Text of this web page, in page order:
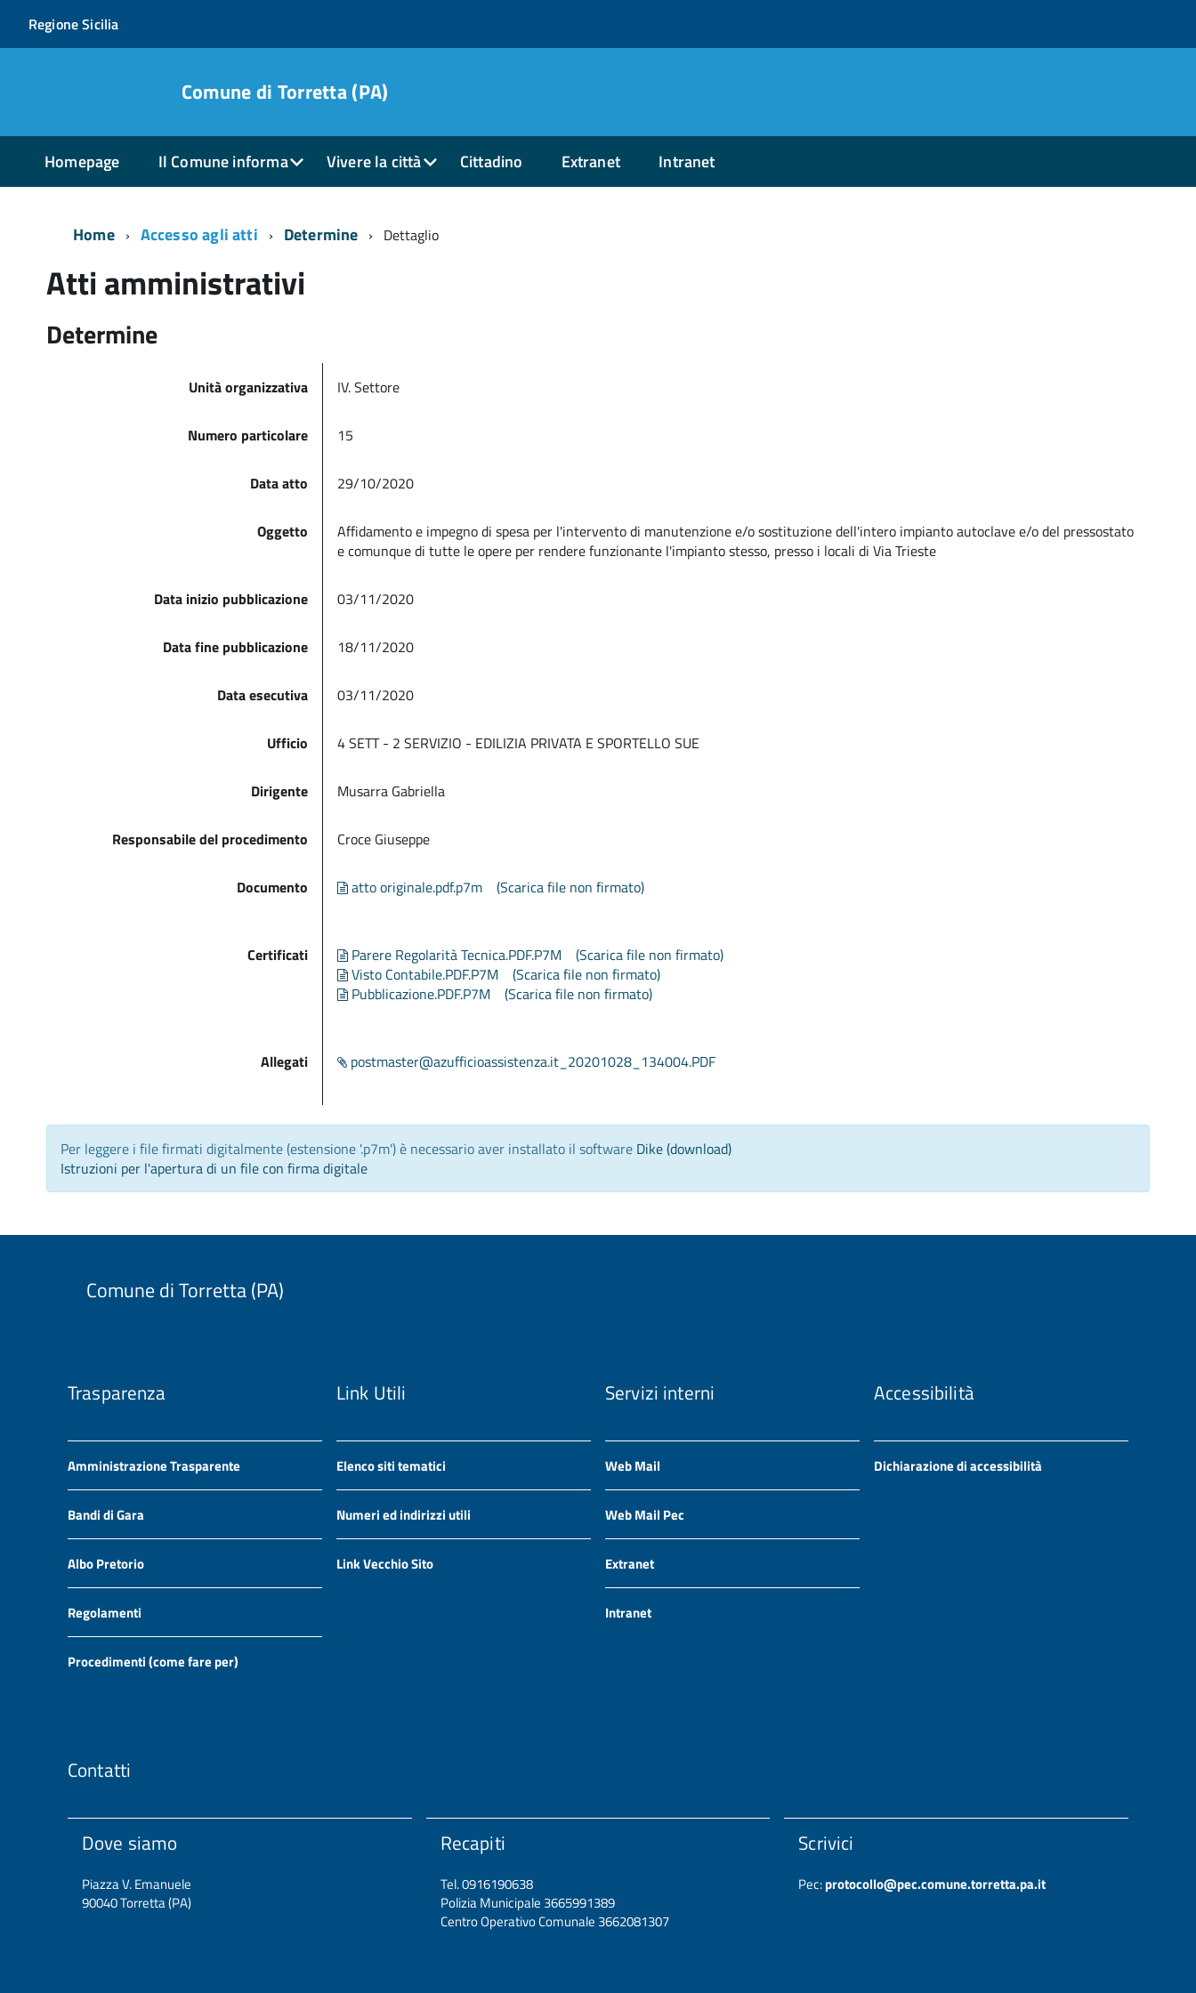
Regione Sicilia
Comune di Torretta (PA)
Homepage Il Comune informa Vivere la città Cittadino Extranet Intranet
Home Accesso agli atti Determine Dettaglio
Atti amministrativi
Determine
Unità organizzativa IV. Settore
Numero particolare 15
Data atto 29/10/2020
Oggetto
Affidamento e impegno di spesa per l'intervento di manutenzione e/o sostituzione dell'intero impianto autoclave e/o del pressostato
e comunque di tutte le opere per rendere funzionante l'impianto stesso, presso i locali di Via Trieste
Data inizio pubblicazione 03/11/2020
Data fine pubblicazione 18/11/2020
Data esecutiva 03/11/2020
Ufficio 4 SETT - 2 SERVIZIO - EDILIZIA PRIVATA E SPORTELLO SUE
Dirigente Musarra Gabriella
Responsabile del procedimento Croce Giuseppe
Documento atto originale.pdf.p7m (Scarica file non firmato)
Certificati Parere Regolarità Tecnica.PDF.P7M
(Scarica file non firmato)
Visto Contabile.PDF.P7M
(Scarica file non firmato)
Pubblicazione.PDF.P7M
(Scarica file non firmato)
Allegati postmaster@azufficioassistenza.it_20201028_134004.PDF
Per leggere i file firmati digitalmente (estensione '.p7m') è necessario aver installato il software Dike (download)
Istruzioni per l'apertura di un file con firma digitale
Comune di Torretta (PA)
Trasparenza
Amministrazione Trasparente
Bandi di Gara
Albo Pretorio
Regolamenti
Procedimenti (come fare per)
Link Utili
Elenco siti tematici
Numeri ed indirizzi utili
Link Vecchio Sito
Servizi interni
Web Mail
Web Mail Pec
Extranet
Intranet
Accessibilità
Dichiarazione di accessibilità
Contatti
Dove siamo
Piazza V. Emanuele
90040 Torretta (PA)
Recapiti
Tel. 0916190638
Polizia Municipale 3665991389
Centro Operativo Comunale 3662081307
Scrivici
Pec:protocollo@pec.comune.torretta.pa.it